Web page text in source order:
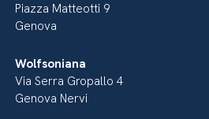
Piazza Matteotti 9
Genova
Wolfsoniana
Via Serra Gropallo 4
Genova Nervi